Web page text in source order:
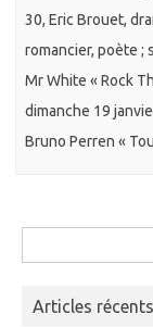
30, Eric Brouet,
romancier, poète ;
Mr White « Rock
dimanche 19
Bruno Perren «
Articles récents